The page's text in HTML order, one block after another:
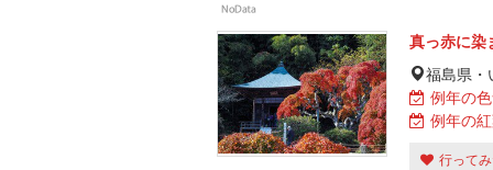
真っ赤に染
福島県・
例年の
例年の
行って